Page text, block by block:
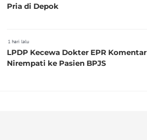
Pria di Depok
1 hari lalu
LPDP Kecewa Dokter EPR Komentar
Nirempati ke Pasien BPJS